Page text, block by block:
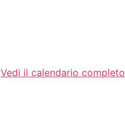
Vedi il calendario completo